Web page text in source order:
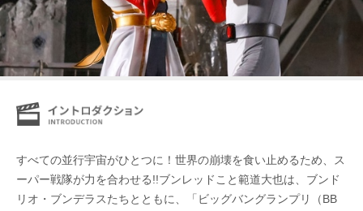
すべての並行宇宙がひとつに！世界の崩壊を食い止めるため、ス
ーパー戦隊が力を合わせる!!ブンレッドこと範道大也は、ブンド
リオ・ブンデラスたちとともに、「ビッグバングランプリ（BB